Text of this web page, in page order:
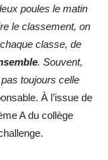
poules le matin
le classement, on
classe, de
. Souvent,
toujours celle
À l’issue de
A du collège